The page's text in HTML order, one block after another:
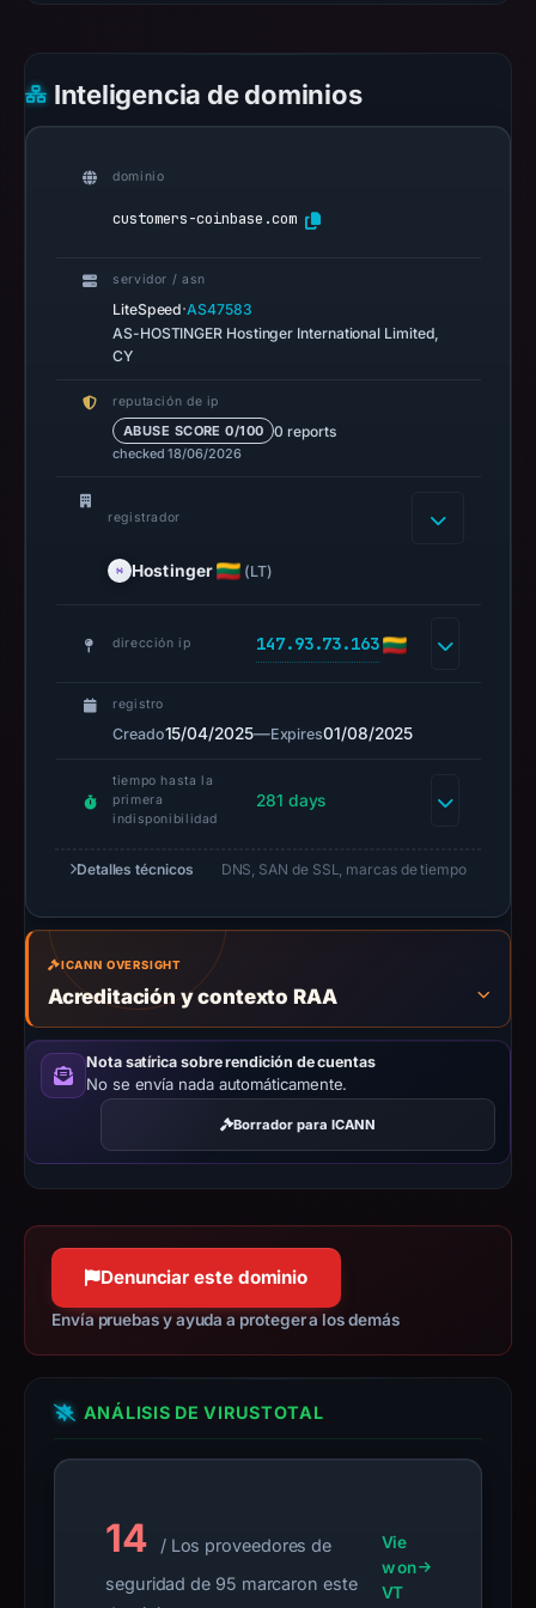
UTC.
URLScan
on
at
Negative
or
not
HOSTINGER
UAB,
147.93.73.163,
registration
date
15,
2025,
apparent
target
Coinbase.
Infrastructure
details
have
changed
since
collection.
This
report
summarizes
a
Inteligencia de dominios
dominio
customers-coinbase.com
servidor / asn
LiteSpeed·AS47583
AS-HOSTINGER Hostinger International Limited,
CY
reputación de ip
ABUSE SCORE 0/100 0 reports
checked 18/06/2026
registrador
Hostinger (LT)
dirección ip 147.93.73.163
registro
Creado15/04/2025—Expires01/08/2025
tiempo hasta la
primera
indisponibilidad
281 days
Detalles técnicos DNS, SAN de SSL, marcas de tiempo
ICANN OVERSIGHT
Acreditación y contexto RAA
Nota satírica sobre rendición de cuentas
No se envía nada automáticamente.
Borrador para ICANN
Denunciar este dominio
Envía pruebas y ayuda a proteger a los demás
ANÁLISIS DE VIRUSTOTAL
14
/ Los proveedores de
seguridad de 95 marcaron este
Vie
w on
VT